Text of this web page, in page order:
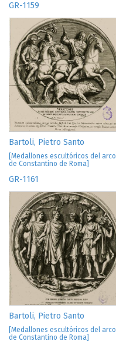
GR-1159
Bartoli, Pietro Santo
[Medallones escultóricos del arco
de Constantino de Roma]
GR-1161
Bartoli, Pietro Santo
[Medallones escultóricos del arco
de Constantino de Roma]